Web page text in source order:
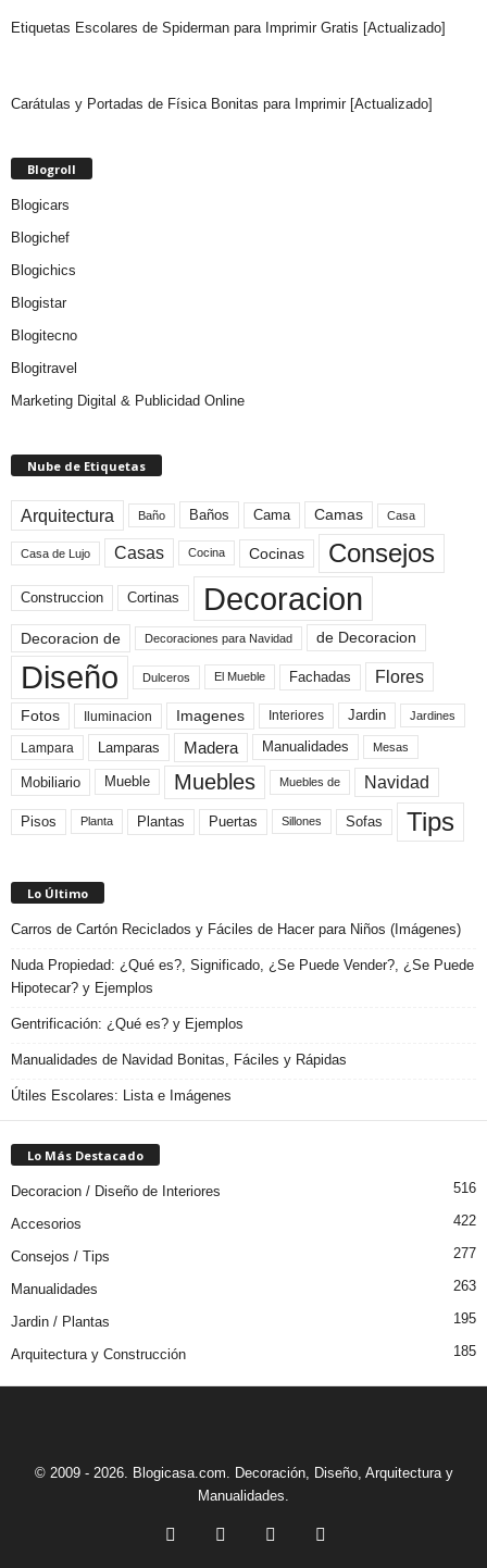
Etiquetas Escolares de Spiderman para Imprimir Gratis [Actualizado]
Carátulas y Portadas de Física Bonitas para Imprimir [Actualizado]
Blogroll
Blogicars
Blogichef
Blogichics
Blogistar
Blogitecno
Blogitravel
Marketing Digital & Publicidad Online
Nube de Etiquetas
Arquitectura Baño Baños Cama Camas Casa
Casa de Lujo Casas Cocina Cocinas Consejos
Construccion Cortinas Decoracion
Decoracion de Decoraciones para Navidad de Decoracion
Diseño Dulceros El Mueble Fachadas Flores
Fotos Iluminacion Imagenes Interiores Jardin Jardines
Lampara Lamparas Madera Manualidades Mesas
Mobiliario Mueble Muebles Muebles de Navidad
Pisos Planta Plantas Puertas Sillones Sofas Tips
Lo Último
Carros de Cartón Reciclados y Fáciles de Hacer para Niños (Imágenes)
Nuda Propiedad: ¿Qué es?, Significado, ¿Se Puede Vender?, ¿Se Puede
Hipotecar? y Ejemplos
Gentrificación: ¿Qué es? y Ejemplos
Manualidades de Navidad Bonitas, Fáciles y Rápidas
Útiles Escolares: Lista e Imágenes
Lo Más Destacado
Decoracion / Diseño de Interiores 516
Accesorios 422
Consejos / Tips 277
Manualidades 263
Jardin / Plantas 195
Arquitectura y Construcción 185
© 2009 - 2026. Blogicasa.com. Decoración, Diseño, Arquitectura y
Manualidades.